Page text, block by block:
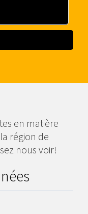
en matière
région de
nous voir!